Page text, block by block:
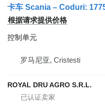
根据请求提供价格
控制单元
罗马尼亚, Cristesti
ROYAL DRU AGRO S.R.L.